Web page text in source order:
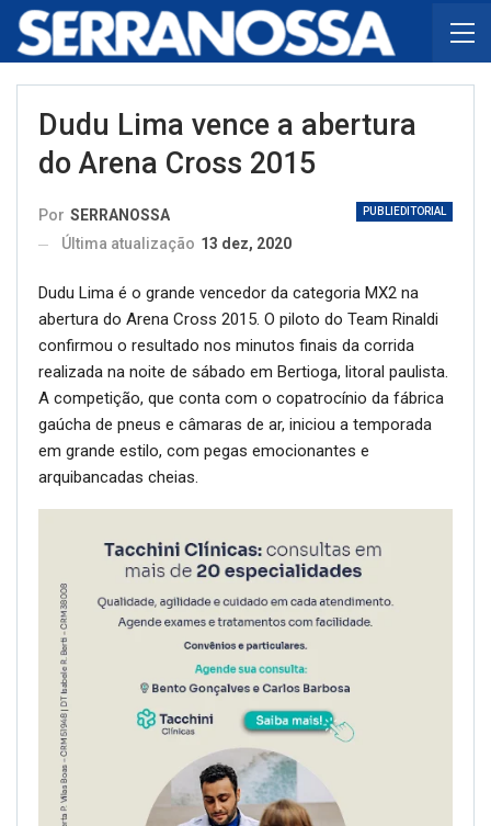
Dudu Lima vence a abertura
do Arena Cross 2015
PUBLIEDITORIAL
Por SERRANOSSA
Última atualização 13 dez, 2020
Dudu Lima é o grande vencedor da categoria MX2 na
abertura do Arena Cross 2015. O piloto do Team Rinaldi
confirmou o resultado nos minutos finais da corrida
realizada na noite de sábado em Bertioga, litoral paulista.
A competição, que conta com o copatrocínio da fábrica
gaúcha de pneus e câmaras de ar, iniciou a temporada
em grande estilo, com pegas emocionantes e
arquibancadas cheias.